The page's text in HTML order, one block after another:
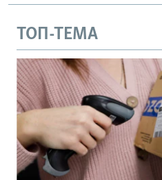
ТОП-ТЕМА